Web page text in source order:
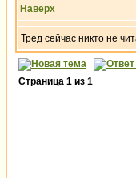
Наверх
Тред сейчас никто не
Страница 1 из 1